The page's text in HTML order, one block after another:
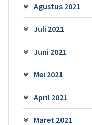
Agustus 2021
Juli 2021
Juni 2021
Mei 2021
April 2021
Maret 2021